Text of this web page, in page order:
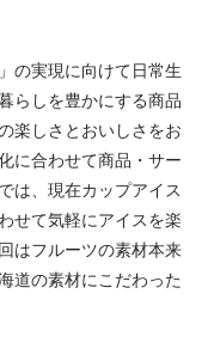
の実現に向けて日常生
らしを豊かにする商品
楽しさとおいしさをお
に合わせて商品・サー
は、現在カップアイス
せて気軽にアイスを楽
はフルーツの素材本来
道の素材にこだわった